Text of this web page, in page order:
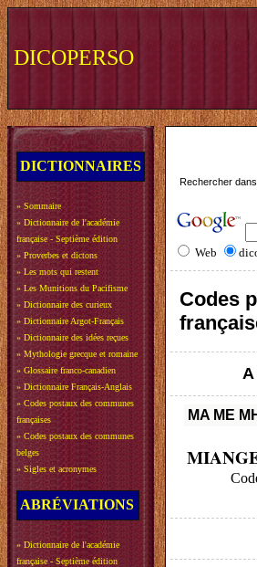
DICOPERSO
DICTIONNAIRES
» Sommaire
» Dictionnaire de l'académie
française - Septième édition
» Proverbes et dictons
» Les mots qui restent
» Les Munitions du Pacifisme
» Dictionnaire des curieux
» Dictionnaire Argot-Français
» Dictionnaire des idées reçues
» Mythologie grecque et romaine
» Glossaire franco-canadien
» Dictionnaire Français-Anglais
» Codes postaux des communes
françaises
» Codes postaux des communes
belges
» Sigles et acronymes
ABRÉVIATIONS
» Dictionnaire de l'académie
française - Septième édition
Rechercher
Web
Codes
A
MA ME